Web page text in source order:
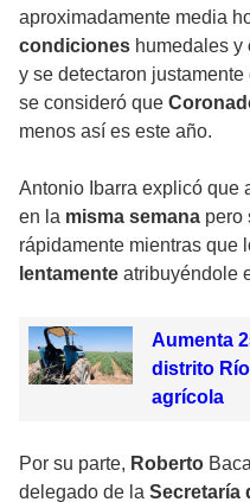
aproximadamente media
condiciones humedales y
y se detectaron
se consideró que
menos así es este año.
Antonio Ibarra explicó que
en la misma semana pero
rápidamente mientras que
lentamente atribuyéndole
Aumenta
distrito
agrícola
Por su parte, Roberto
delegado de la Secretaría